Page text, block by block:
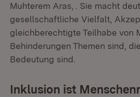
Muhterem Aras, . Sie macht
gesellschaftliche Vielfalt,
gleichberechtigte Teilhabe von
Behinderungen Themen sind,
Bedeutung sind.
Inklusion ist